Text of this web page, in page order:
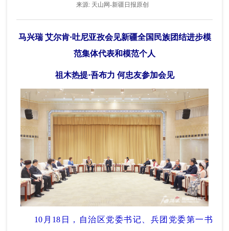
来源: 天山网-新疆日报原创
马兴瑞 艾尔肯·吐尼亚孜会见新疆全国民族团结进步模
范集体代表和模范个人
祖木热提·吾布力 何忠友参加会见
10月18日，自治区党委书记、兵团党委第一书